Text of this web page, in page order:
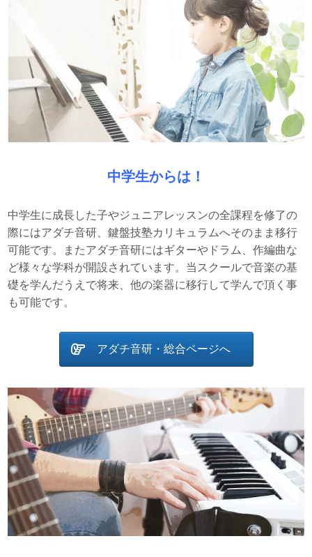
中学生からは！
中学生に成長した子やジュニアレッスンの全課程を修了の
際にはアダチ音研、鍵盤技塾カリキュラムへそのまま移行
可能です。またアダチ音研にはギターやドラム、作編曲な
ど様々な学科が開設されています。当スクールで音楽の基
礎を学んだうえで将来、他の楽器に移行して学んで頂く事
も可能です。
アダチ音研・総合ページへ